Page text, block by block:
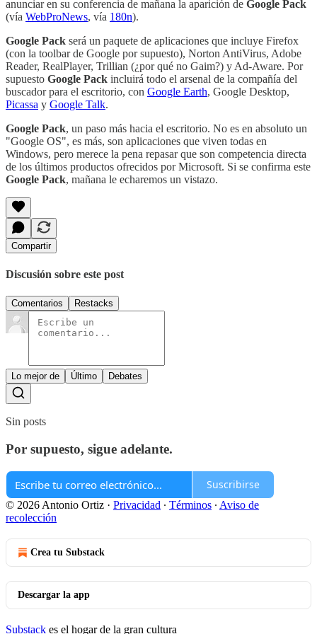
anunciar en su conferencia de mañana la aparición de Google Pack
(vía WebProNews, vía 180n).
Google Pack será un paquete de aplicaciones que incluye Firefox
(con la toolbar de Google por supuesto), Norton AntiVirus, Adobe
Reader, RealPlayer, Trillian (¿por qué no Gaim?) y Ad-Aware. Por
supuesto Google Pack incluirá todo el arsenal de la compañía del
buscador para el escritorio, con Google Earth, Google Desktop,
Picassa y Google Talk.
Google Pack, un paso más hacia el escritorio. No es en absoluto un
"Google OS", es más, son aplicaciones que viven todas en
Windows, pero merece la pena repasar que son competencia directa
de los últimos productos ofrecidos por Microsoft. Si se confirma este
Google Pack, mañana le echaremos un vistazo.
Compartir
Discusión sobre este post
Comentarios Restacks
Lo mejor de Último Debates
Sin posts
Por supuesto, sigue adelante.
Suscribirse
© 2026 Antonio Ortiz · Privacidad ∙ Términos ∙ Aviso de
recolección
Crea tu Substack
Descargar la app
Substack es el hogar de la gran cultura